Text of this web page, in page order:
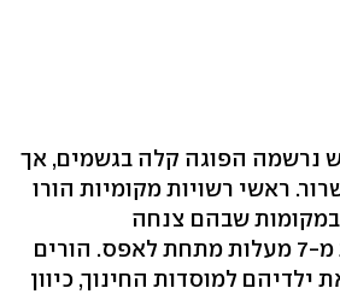
נרשמה הפוגה קלה בגשמים, אך
ראשי רשויות מקומיות הורו
במקומות שבהם צנחה
הטמפרטורה לפחות מ-7 מעלות מתחת לאפס. הורים
ילדיהם למוסדות החינוך, כיוון